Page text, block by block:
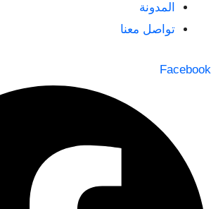
المدونة
تواصل معنا
Facebook